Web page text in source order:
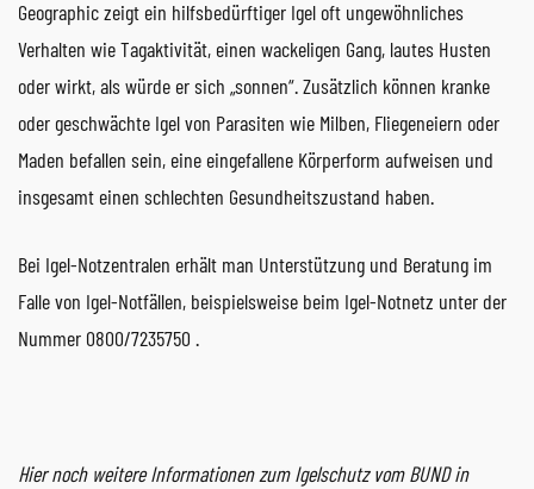
Geographic zeigt ein hilfsbedürftiger Igel oft ungewöhnliches
Verhalten wie Tagaktivität, einen wackeligen Gang, lautes Husten
oder wirkt, als würde er sich „sonnen“. Zusätzlich können kranke
oder geschwächte Igel von Parasiten wie Milben, Fliegeneiern oder
Maden befallen sein, eine eingefallene Körperform aufweisen und
insgesamt einen schlechten Gesundheitszustand haben.
Bei Igel-Notzentralen erhält man Unterstützung und Beratung im
Falle von Igel-Notfällen, beispielsweise beim Igel-Notnetz unter der
Nummer 0800/7235750 .
Hier noch weitere Informationen zum Igelschutz vom BUND in